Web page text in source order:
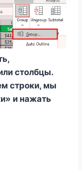
столбцы.
строки, мы
и нажать